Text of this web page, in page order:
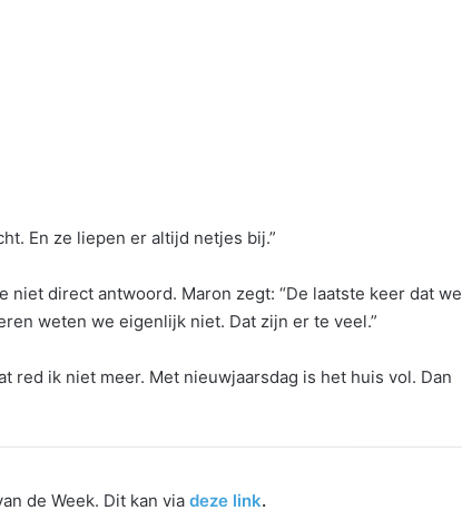
En ze liepen er altijd netjes bij.”
direct antwoord. Maron zegt: “De laatste keer dat we
weten we eigenlijk niet. Dat zijn er te veel.”
red ik niet meer. Met nieuwjaarsdag is het huis vol. Dan
de Week. Dit kan via deze link.